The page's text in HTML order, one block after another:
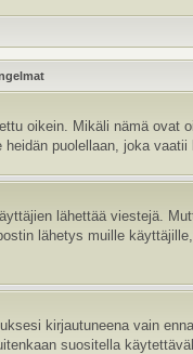
oikein. Mikäli nämä ovat
puolellaan, joka vaatii
lähettää viestejä.
lähetys muille
kirjautuneena vain
suositella